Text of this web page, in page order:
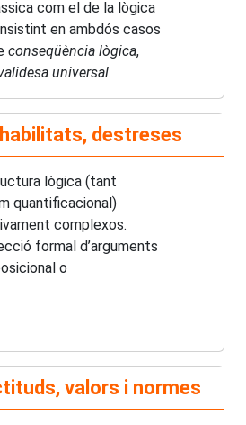
com el de la lògica
en ambdós casos
conseqüència lògica,
universal.
destreses
lògica (tant
quantificacional)
complexos.
formal d’arguments
o
valors i normes